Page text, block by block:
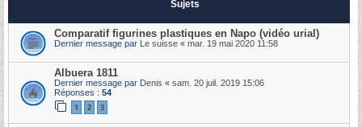
Sujets
Comparatif figurines plastiques en Napo (vidéo urial)
Dernier message par Le suisse « mar. 19 mai 2020 11:58
Albuera 1811
Dernier message par Denis « sam. 20 juil. 2019 15:06
Réponses : 54
1 2 3